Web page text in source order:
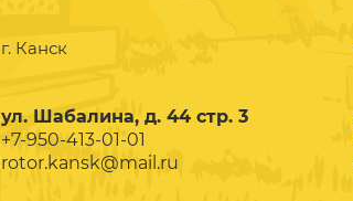
г. Канск
ул. Шабалина, д. 44 стр. 3
+7-950-413-01-01
rotor.kansk@mail.ru